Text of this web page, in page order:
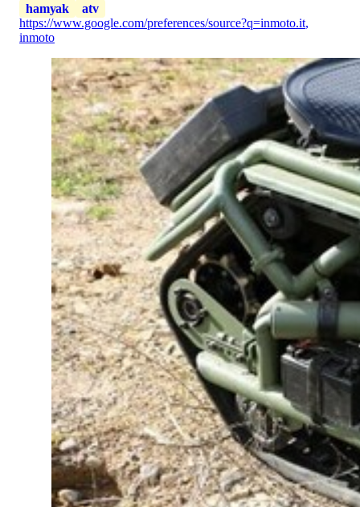
hamyak
atv
https://www.google.com/preferences/source?q=inmoto.it,
inmoto